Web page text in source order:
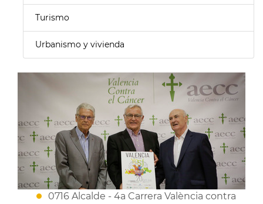
Turismo
Urbanismo y vivienda
0716 Alcalde - 4a Carrera València contra